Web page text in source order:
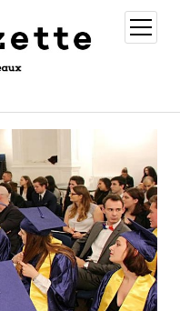
ouvrir
menu